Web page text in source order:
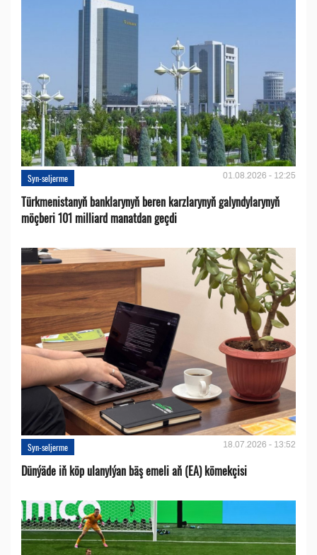
Syn-seljerme 01.08.2026 - 12:25
Türkmenistanyň banklarynyň beren karzlarynyň galyndylarynyň
möçberi 101 milliard manatdan geçdi
Syn-seljerme 18.07.2026 - 13:52
Dünýäde iň köp ulanylýan bäş emeli aň (EA) kömekçisi